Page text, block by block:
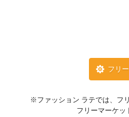
フリ
※ファッション ラテでは、フ
フリーマーケ